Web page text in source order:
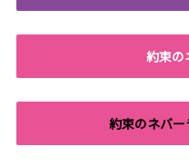
約束の
約束のネバ